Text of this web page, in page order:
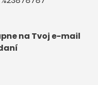
na Tvoj e-mail